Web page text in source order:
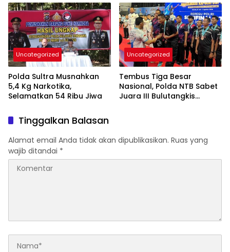
Kepastian Hukum
Uncategorized
Polda Sultra Musnahkan
5,4 Kg Narkotika,
Selamatkan 54 Ribu Jiwa
Uncategorized
Tembus Tiga Besar
Nasional, Polda NTB Sabet
Juara III Bulutangkis
Tinggalkan Balasan
Alamat email Anda tidak akan dipublikasikan. Ruas yang
wajib ditandai *